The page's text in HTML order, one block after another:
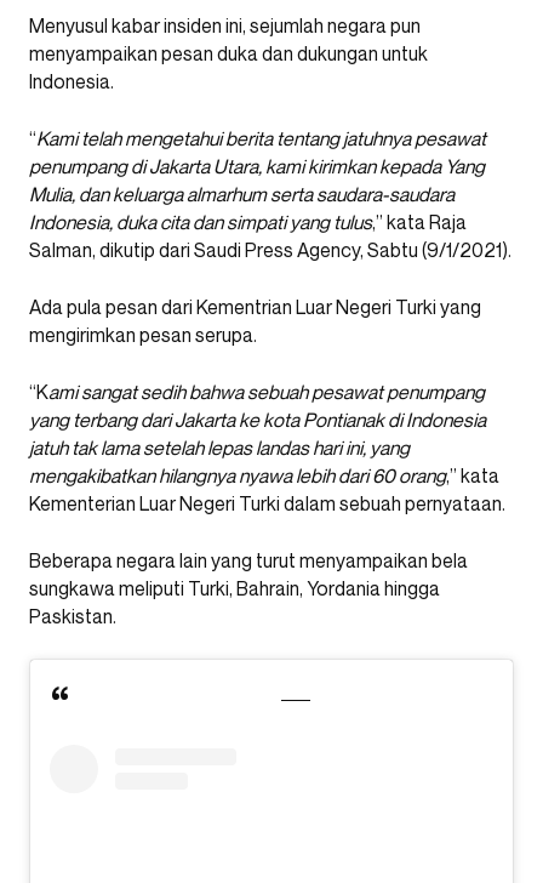
Menyusul kabar insiden ini, sejumlah negara pun
menyampaikan pesan duka dan dukungan untuk
Indonesia.
“Kami telah mengetahui berita tentang jatuhnya pesawat
penumpang di Jakarta Utara, kami kirimkan kepada Yang
Mulia, dan keluarga almarhum serta saudara-saudara
Indonesia, duka cita dan simpati yang tulus,” kata Raja
Salman, dikutip dari Saudi Press Agency, Sabtu (9/1/2021).
Ada pula pesan dari Kementrian Luar Negeri Turki yang
mengirimkan pesan serupa.
“Kami sangat sedih bahwa sebuah pesawat penumpang
yang terbang dari Jakarta ke kota Pontianak di Indonesia
jatuh tak lama setelah lepas landas hari ini, yang
mengakibatkan hilangnya nyawa lebih dari 60 orang,” kata
Kementerian Luar Negeri Turki dalam sebuah pernyataan.
Beberapa negara lain yang turut menyampaikan bela
sungkawa meliputi Turki, Bahrain, Yordania hingga
Paskistan.